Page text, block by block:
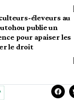
éleveurs au
publie un
pour apaiser les
le droit